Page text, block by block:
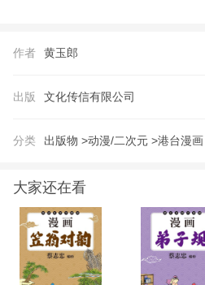
作者 黄玉郎
出版 文化传信有限公司
分类 出版物 >动漫/二次元 >港台漫画
大家还在看